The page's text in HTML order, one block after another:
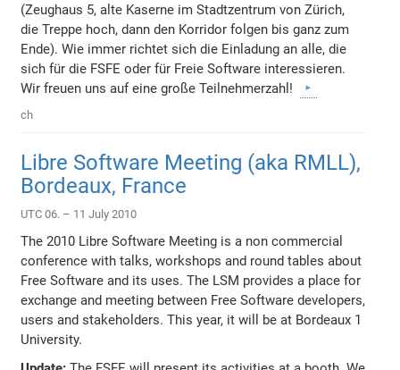
(Zeughaus 5, alte Kaserne im Stadtzentrum von Zürich,
die Treppe hoch, dann den Korridor folgen bis ganz zum
Ende). Wie immer richtet sich die Einladung an alle, die
sich für die FSFE oder für Freie Software interessieren.
Wir freuen uns auf eine große Teilnehmerzahl!
ch
Libre Software Meeting (aka RMLL),
Bordeaux, France
UTC 06. – 11 July 2010
The 2010 Libre Software Meeting is a non commercial
conference with talks, workshops and round tables about
Free Software and its uses. The LSM provides a place for
exchange and meeting between Free Software developers,
users and stakeholders. This year, it will be at Bordeaux 1
University.